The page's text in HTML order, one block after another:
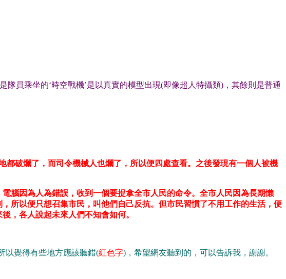
員乘坐的‘時空戰機’是以真實的模型出現(即像超人特攝類)，其餘則是普通
破爛了，而司令機械人也爛了，所以便四處查看。之後發現有一個人被機
腦因為人為錯誤，收到一個要捉拿全市人民的命令。全市人民因為長期懶
所以便只想召集市民，叫他們自己反抗。但市民習慣了不用工作的生活，便
，各人說起未來人們不知會如何。
以覺得有些地方應該聽錯(紅色字)，希望網友聽到的，可以告訴我，謝謝。